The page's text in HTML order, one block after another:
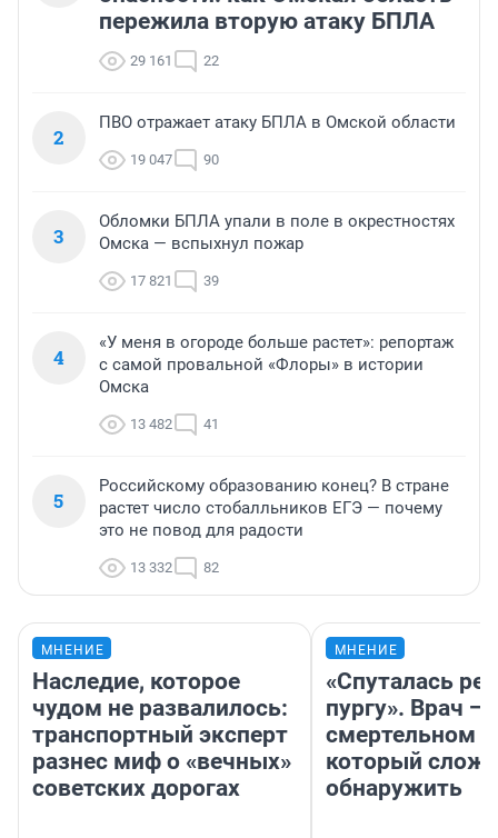
пережила вторую атаку БПЛА
29 161 22
2
ПВО отражает атаку БПЛА в Омской области
19 047 90
3
Обломки БПЛА упали в поле в окрестностях
Омска — вспыхнул пожар
17 821 39
4
«У меня в огороде больше растет»: репортаж
с самой провальной «Флоры» в истории
Омска
13 482 41
5
Российскому образованию конец? В стране
растет число стобалльников ЕГЭ — почему
это не повод для радости
13 332 82
МНЕНИЕ
Наследие, которое
чудом не развалилось:
транспортный эксперт
разнес миф о «вечных»
советских дорогах
МНЕНИЕ
«Спуталась
пургу». Врач —
смертельном
который
обнаружить